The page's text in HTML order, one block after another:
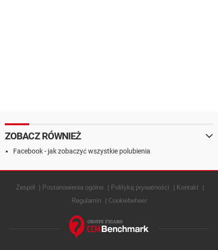
ZOBACZ RÓWNIEŻ
Facebook - jak zobaczyć wszystkie polubienia
Zespół Postanowienia ogólne Polityką prywatności
Kontakt
Regulamin
Cookiebeheer